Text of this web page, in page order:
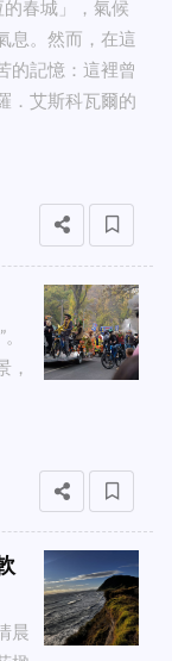
春城」，氣候
息。然而，在這
的記憶：這裡曾
．艾斯科瓦爾的
，
晨